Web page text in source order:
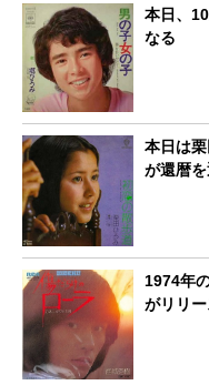
本日、
なる
本日は
が還暦を
1974年
がリリー